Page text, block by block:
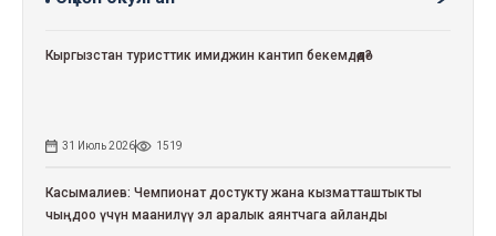
Кыргызстан туристтик имиджин кантип бекемдөөдө?
31 Июль 2026 1519
Касымалиев: Чемпионат достукту жана кызматташтыкты
чыңдоо үчүн маанилүү эл аралык аянтчага айланды